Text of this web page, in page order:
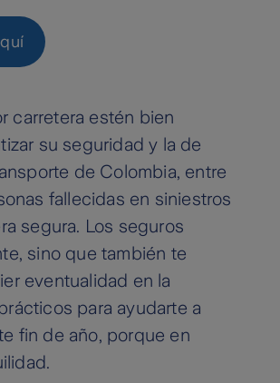
carretera estén bien
su seguridad y la de
de Colombia, entre
fallecidas en siniestros
segura. Los seguros
sino que también te
eventualidad en la
para ayudarte a
fin de año, porque en